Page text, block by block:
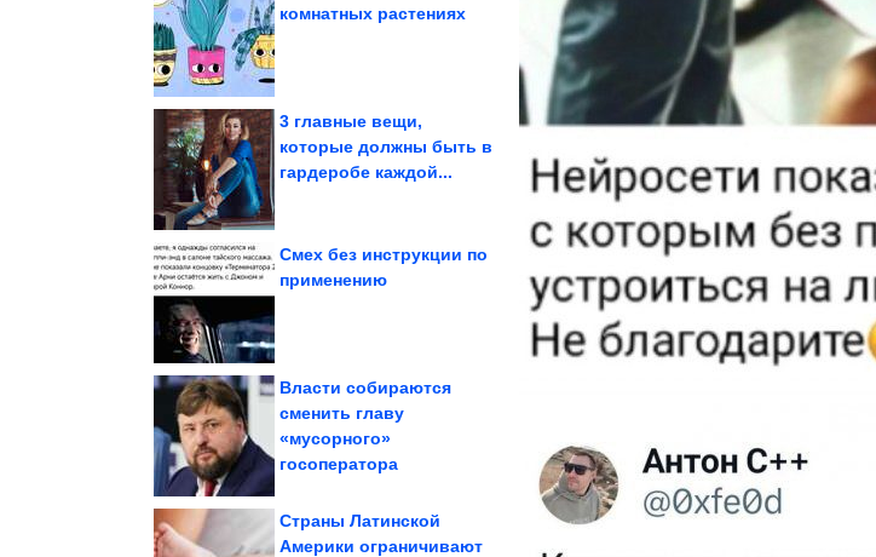
комнатных растениях
Что известно об аресте
3 главные вещи,
которые должны быть в
гардеробе каждой...
Смех без инструкции по
применению
Власти собираются
cменить главу
«мусорного»
госоператора
На стенах пещер нашли
Страны Латинской
Америки ограничивают